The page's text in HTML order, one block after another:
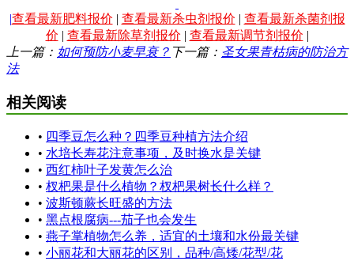
|查看最新肥料报价 | 查看最新杀虫剂报价 | 查看最新杀菌剂报
价 | 查看最新除草剂报价 | 查看最新调节剂报价 |
上一篇： 如何预防小麦早衰？ 下一篇： 圣女果青枯病的防治方
法
相关阅读
• 四季豆怎么种？四季豆种植方法介绍
• 水培长寿花注意事项，及时换水是关键
• 西红柿叶子发黄怎么治
• 杈杷果是什么植物？杈杷果树长什么样？
• 波斯顿蕨长旺盛的方法
• 黑点根腐病---茄子也会发生
• 燕子掌植物怎么养，适宜的土壤和水份最关键
• 小丽花和大丽花的区别，品种/高矮/花型/花